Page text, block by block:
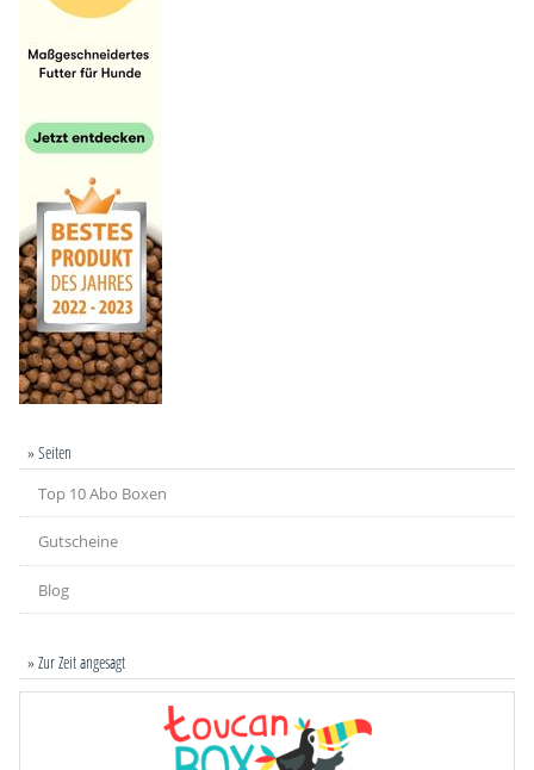
» Seiten
Top 10 Abo Boxen
Gutscheine
Blog
» Zur Zeit angesagt